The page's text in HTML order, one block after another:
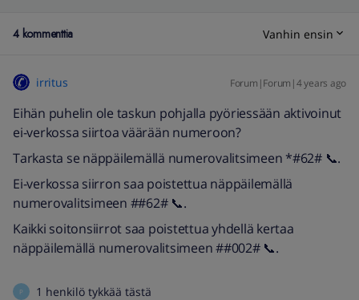
4 kommenttia Vanhin ensin
irritus Forum|Forum|4 years ago
Eihän puhelin ole taskun pohjalla pyöriessään aktivoinut
ei-verkossa siirtoa väärään numeroon?
Tarkasta se näppäilemällä numerovalitsimeen *#62# 📞.
Ei-verkossa siirron saa poistettua näppäilemällä
numerovalitsimeen ##62# 📞.
Kaikki soitonsiirrot saa poistettua yhdellä kertaa
näppäilemällä numerovalitsimeen ##002# 📞.
P 1 henkilö tykkää tästä